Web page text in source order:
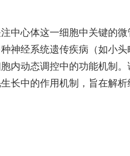
中心体这一细胞中关键的微
神经系统遗传疾病（如小
内动态调控中的功能机制。
长中的作用机制，旨在解